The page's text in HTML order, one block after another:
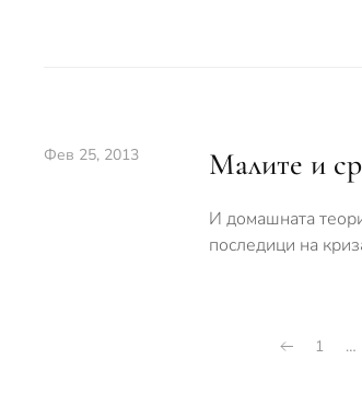
Фев 25, 2013 Малите и
И домашната
последици на
1 …